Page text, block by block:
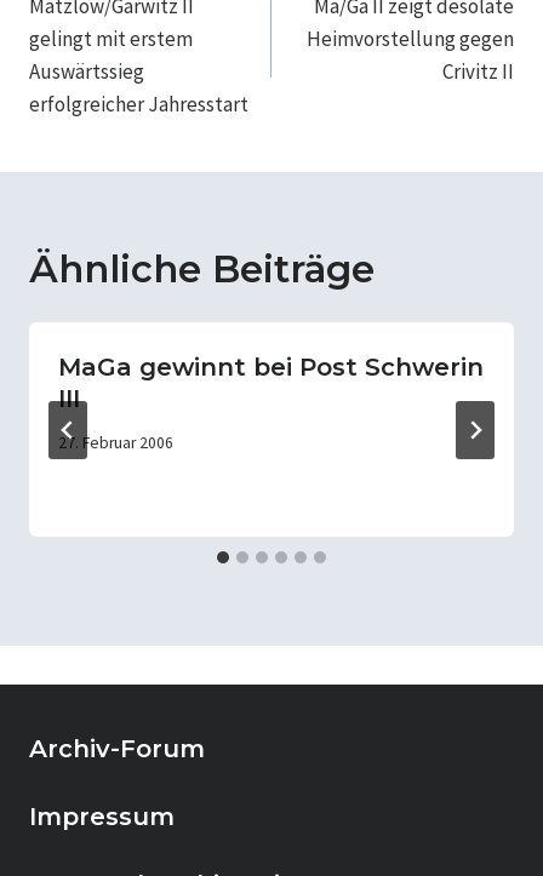
Matzlow/Garwitz II
gelingt mit erstem
Auswärtssieg
erfolgreicher Jahresstart
Ma/Ga II zeigt desolate
Heimvorstellung gegen
Crivitz II
Ähnliche Beiträge
MaGa gewinnt bei Post Schwerin
III
27. Februar 2006
Archiv-Forum
Impressum